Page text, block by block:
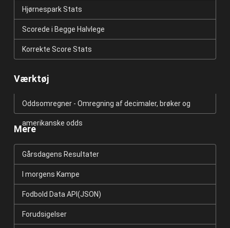
Hjørnespark Stats
Scorede i Begge Halvlege
Korrekte Score Stats
Værktøj
Oddsomregner - Omregning af decimaler, brøker og
amerikanske odds
Mere
Gårsdagens Resultater
I morgens Kampe
Fodbold Data API(JSON)
Forudsigelser